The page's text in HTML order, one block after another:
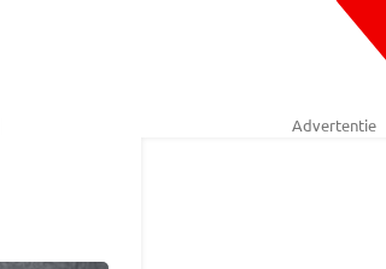
Advertentie